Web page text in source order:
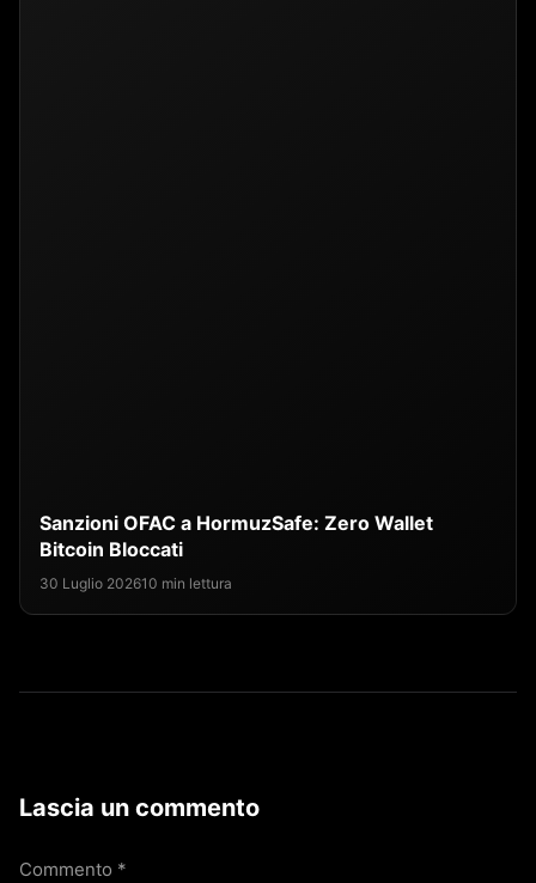
Sanzioni OFAC a HormuzSafe: Zero Wallet
Bitcoin Bloccati
30 Luglio 202610 min lettura
Lascia un commento
Commento *